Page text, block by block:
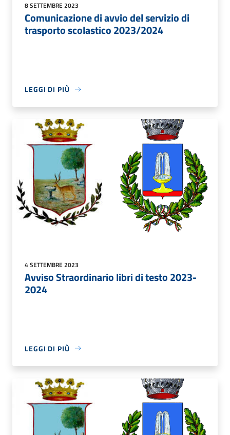
8 SETTEMBRE 2023
Comunicazione di avvio del servizio di
trasporto scolastico 2023/2024
LEGGI DI PIÙ
4 SETTEMBRE 2023
Avviso Straordinario libri di testo 2023-
2024
LEGGI DI PIÙ